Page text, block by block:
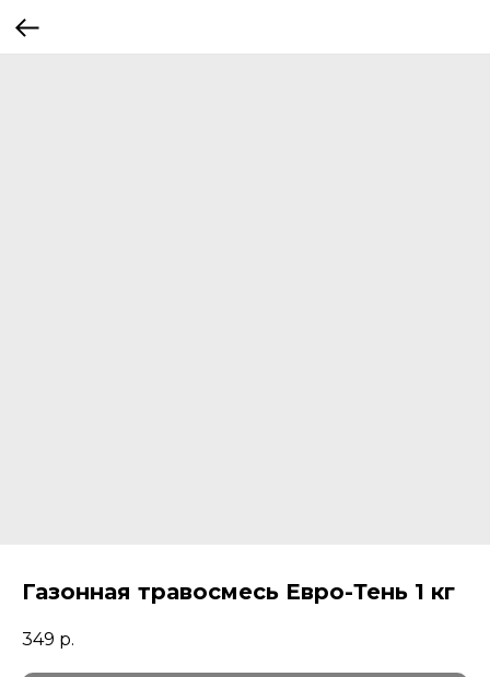
Газонная травосмесь Евро-Тень 1 кг
349 р.